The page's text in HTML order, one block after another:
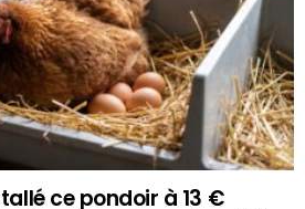
ce pondoir à 13 €